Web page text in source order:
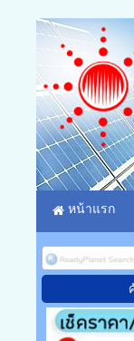
หน้าแรก